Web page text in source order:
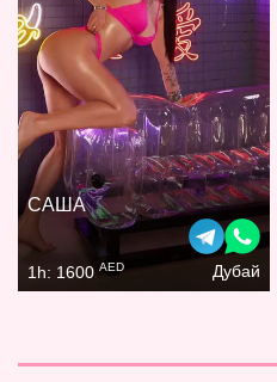
САША
1h: 1600 AED Дубай